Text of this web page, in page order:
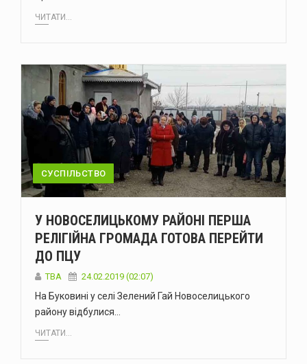
ЧИТАТИ...
СУСПІЛЬСТВО
У НОВОСЕЛИЦЬКОМУ РАЙОНІ ПЕРША
РЕЛІГІЙНА ГРОМАДА ГОТОВА ПЕРЕЙТИ
ДО ПЦУ
TBA 24.02.2019 (02:07)
На Буковині у селі Зелений Гай Новоселицького
району відбулися…
ЧИТАТИ...